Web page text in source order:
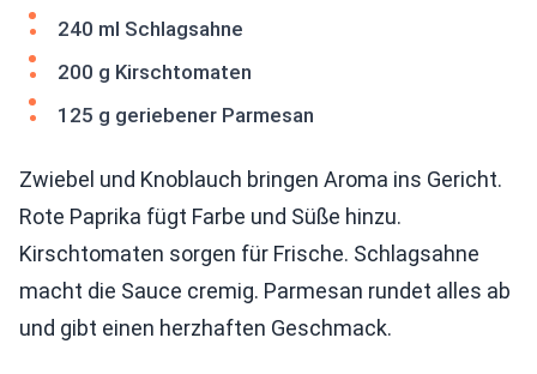
240 ml Schlagsahne
200 g Kirschtomaten
125 g geriebener Parmesan
Zwiebel und Knoblauch bringen Aroma ins Gericht.
Rote Paprika fügt Farbe und Süße hinzu.
Kirschtomaten sorgen für Frische. Schlagsahne
macht die Sauce cremig. Parmesan rundet alles ab
und gibt einen herzhaften Geschmack.